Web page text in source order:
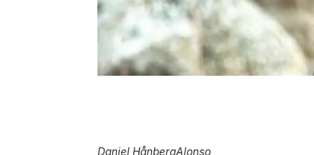
Daniel HånbergAlonso